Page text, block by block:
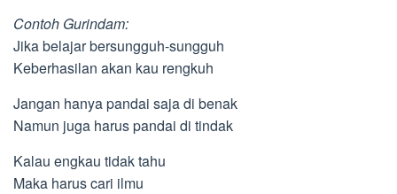
Contoh Gurindam:
Jika belajar bersungguh-sungguh
Keberhasilan akan kau rengkuh
Jangan hanya pandai saja di benak
Namun juga harus pandai di tindak
Kalau engkau tidak tahu
Maka harus cari ilmu